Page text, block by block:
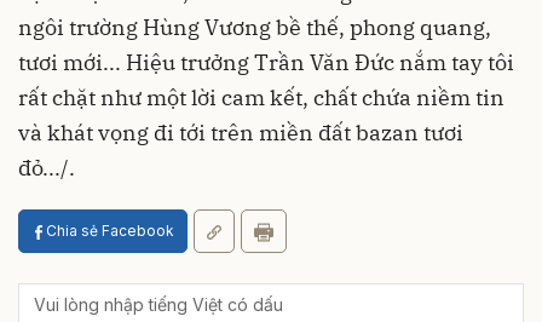
ngôi trường Hùng Vương bề thế, phong quang,
tươi mới... Hiệu trưởng Trần Văn Đức nắm tay tôi
rất chặt như một lời cam kết, chất chứa niềm tin
và khát vọng đi tới trên miền đất bazan tươi
đỏ.../.
Chia sẻ Facebook